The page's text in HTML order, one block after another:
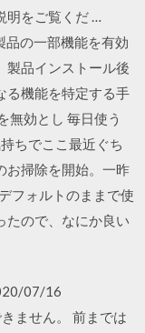
をご覧くだ …
品の一部機能を有効
製品インストール後
る機能を特定する手
無効とし 毎日使う
ちでここ最近ぐち
お掃除を開始。一昨
フォルトのままで使
たので、なにか良い
07/16
ません。 前までは